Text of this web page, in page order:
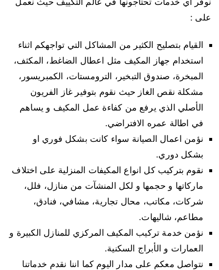
على :
القيام بتصليح الكثير من المشاكل التي تواجهكم اثناء
استخدام جهاز المكيف مثل اعطال الضاغط، المكثف،
المبخرة، صندوق التبخير، الترومستات، الكمبريسور،
مشكلة نقص الغاز حيث نقوم بتوفير غاز الفريون
الأصلي الذي يرفع من كفاءة عمل المكيف و يساهم
في اطالة عمره الافتراضي.
نؤمن اعمال الصيانة سواء كانت بشكل فوري او
بشكل دوري.
نقوم بتركيب كل انواع المكيفات المنزلية على اختلاف
ماركاتها و حجمها و لكل المنشآت من منازل، فلل،
شركات، مكاتب، محال تجارية، مشافي، فنادق،
مطاعم، شاليهات.
نؤمن خدمة تركيب المكيف المركزي للمنازل الكبيرة و
العمارات و الأبراج السكنية.
نتواصل معكم على مدار اليوم كما اننا نقدم خدماتنا